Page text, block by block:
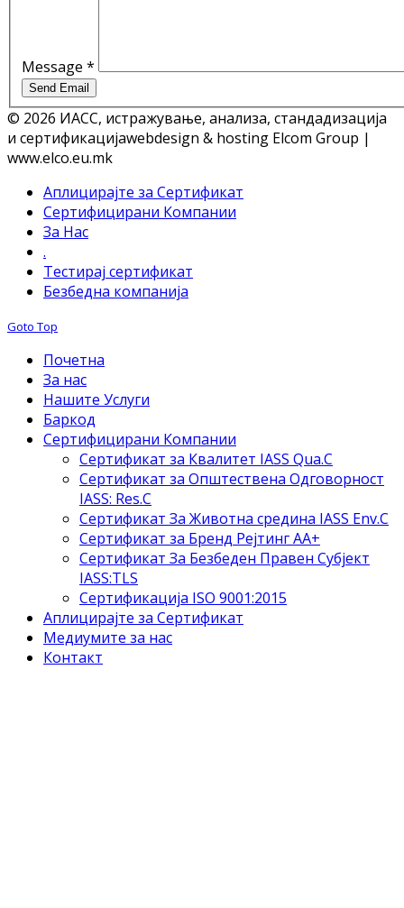
Message *
Send Email
© 2026 ИАСС, истражување, анализа, стандадизација
и сертификацијаwebdesign & hosting Elcom Group |
www.elco.eu.mk
Аплицирајте за Сертификат
Сертифицирани Компании
За Нас
.
Тестирај сертификат
Безбедна компанија
Goto Top
Почетна
За нас
Нашите Услуги
Баркод
Сертифицирани Компании
Сертификат за Квалитет IASS Qua.C
Сертификат за Општествена Одговорност
IASS: Res.C
Сертификат За Животна средина IASS Env.C
Сертификат за Бренд Рејтинг АА+
Сертификат За Безбеден Правен Субјект
IASS:TLS
Сертификација ISO 9001:2015
Аплицирајте за Сертификат
Медиумите за нас
Контакт